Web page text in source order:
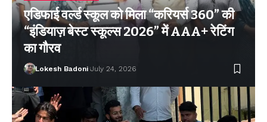
एडिफाई वर्ल्ड स्कूल को मिला “करियर्स 360” की
“इंडियाज़ बेस्ट स्कूल्स 2026” में AAA+ रेटिंग
का गौरव
Lokesh Badoni July 24, 2026